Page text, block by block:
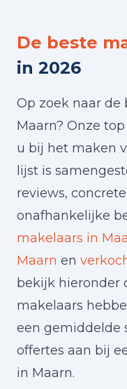
De beste
in 2026
Op zoek naar de
Maarn? Onze
u bij het maken
lijst is
reviews,
onafhankelijke
makelaars in
Maarn en
bekijk hieronder
makelaars
een gemiddelde
offertes aan bij
in Maarn.